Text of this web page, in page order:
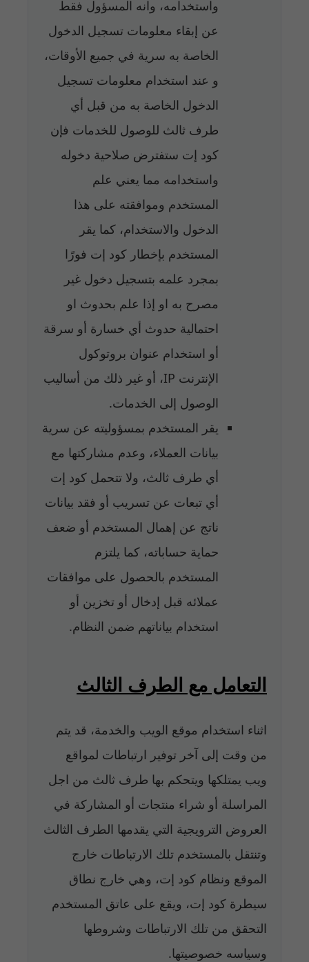
واستخدامه، وانه المسؤول فقط
عن إبقاء معلومات تسجيل الدخول
الخاصة به سرية في جميع الأوقات،
و عند استخدام معلومات تسجيل
الدخول الخاصة به من قبل أي
طرف ثالث للوصول للخدمات فإن
كود إت ستفترض صلاحية دخوله
واستخدامه مما يعني علم
المستخدم وموافقته على هذا
الدخول والاستخدام، كما يقر
المستخدم بإخطار كود إت فورًا
بمجرد علمه بتسجيل دخول غير
مصرح به او إذا علم بحدوث او
احتمالية حدوث أي خسارة أو سرقة
أو استخدام عنوان بروتوكول
الإنترنت IP، أو غير ذلك من أساليب
الوصول إلى الخدمات.
يقر المستخدم بمسؤوليته عن سرية
بيانات العملاء، وعدم مشاركتها مع
أي طرف ثالث، ولا تتحمل كود إت
أي تبعات عن تسريب أو فقد بيانات
ناتج عن إهمال المستخدم أو ضعف
حماية حساباته، كما يلتزم
المستخدم بالحصول على موافقات
عملائه قبل إدخال أو تخزين أو
استخدام بياناتهم ضمن النظام.
التعامل مع الطرف الثالث
اثناء استخدام موقع الويب والخدمة، قد يتم
من وقت إلى آخر توفير ارتباطات لمواقع
ويب يمتلكها ويتحكم بها طرف ثالث من اجل
المراسلة أو شراء منتجات أو المشاركة في
العروض الترويجية التي يقدمها الطرف الثالث
وتنتقل بالمستخدم تلك الارتباطات خارج
الموقع ونظام كود إت، وهي خارج نطاق
سيطرة كود إت، ويقع على عاتق المستخدم
التحقق من تلك الارتباطات وشروطها
وسياسه خصوصيتها.